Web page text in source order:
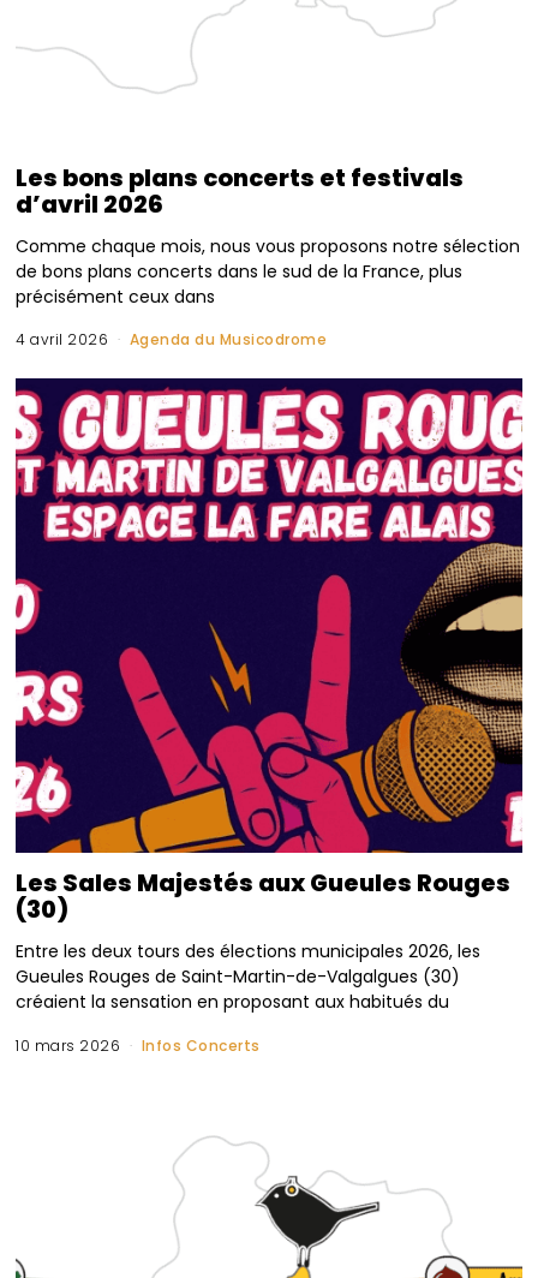
Les bons plans concerts et festivals
d’avril 2026
Comme chaque mois, nous vous proposons notre sélection
de bons plans concerts dans le sud de la France, plus
précisément ceux dans
4 avril 2026 Agenda du Musicodrome
Les Sales Majestés aux Gueules Rouges
(30)
Entre les deux tours des élections municipales 2026, les
Gueules Rouges de Saint-Martin-de-Valgalgues (30)
créaient la sensation en proposant aux habitués du
10 mars 2026 Infos Concerts